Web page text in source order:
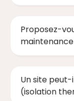
Proposez-
Un site peut-
(isolation